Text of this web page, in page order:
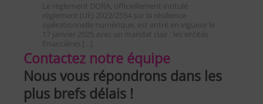
Le règlement DORA, officiellement intitulé
règlement (UE) 2022/2554 sur la résilience
opérationnelle numérique, est entré en vigueur le
17 janvier 2025 avec un mandat clair : les entités
financières […]
Contactez notre équipe
Nous vous répondrons dans les
plus brefs délais !